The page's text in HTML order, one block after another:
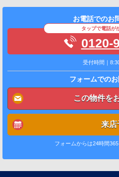
お電話でのお
タップで電話が
0120-
受付時間｜
フォームでの
この物件を
来店
フォームからは24時間